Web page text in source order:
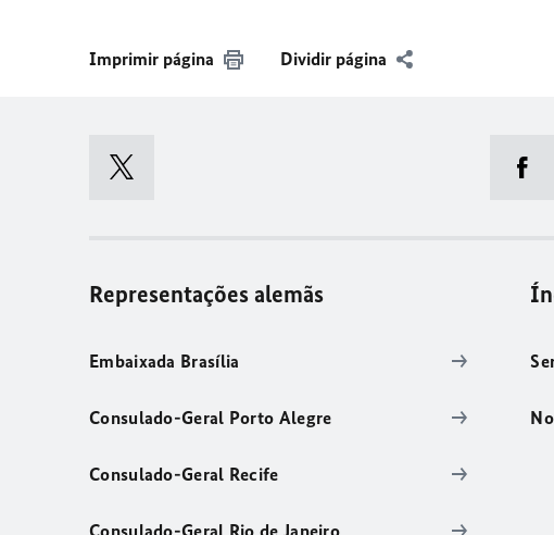
Imprimir página Dividir página
Representações alemãs
Embaixada Brasília
Consulado-Geral Porto Alegre
Consulado-Geral Recife
Consulado-Geral Rio de Janeiro